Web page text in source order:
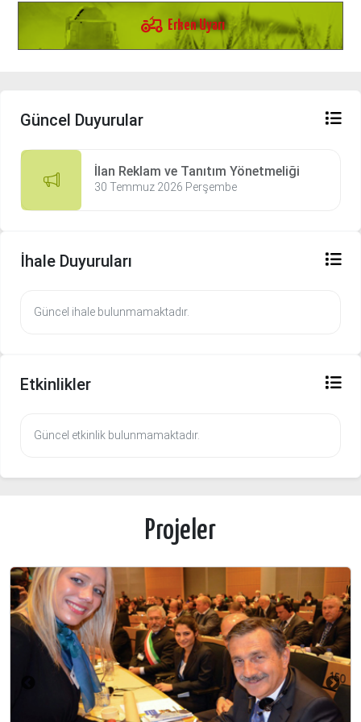
agriculture Erken Uyarı
Güncel Duyurular
İlan Reklam ve Tanıtım Yönetmeliği
30 Temmuz 2026 Perşembe
İhale Duyuruları
Güncel ihale bulunmamaktadır.
Etkinlikler
Güncel etkinlik bulunmamaktadır.
Projeler